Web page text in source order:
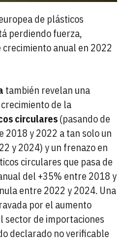
de plásticos
perdiendo fuerza,
anual en 2022
también revelan una
de la
circulares(pasando de
2018 y 2022 a tan solo un
y 2024) y un frenazo en
circulares que pasa de
del +35% entre 2018 y
entre 2022 y 2024. Una
por el aumento
sector de importaciones
declarado no verificable